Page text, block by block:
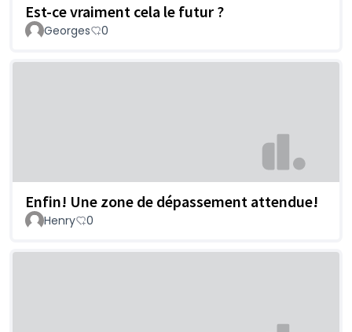
Est-ce vraiment cela le futur ?
Georges 0
Enfin! Une zone de dépassement attendue!
Henry 0